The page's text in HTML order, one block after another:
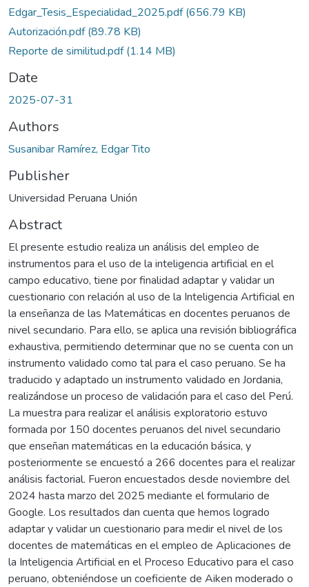
Edgar_Tesis_Especialidad_2025.pdf(656.79 KB)
Autorización.pdf(89.78 KB)
Reporte de similitud.pdf(1.14 MB)
Date
2025-07-31
Authors
Susanibar Ramírez, Edgar Tito
Publisher
Universidad Peruana Unión
Abstract
El presente estudio realiza un análisis del empleo de
instrumentos para el uso de la inteligencia artificial en el
campo educativo, tiene por finalidad adaptar y validar un
cuestionario con relación al uso de la Inteligencia Artificial en
la enseñanza de las Matemáticas en docentes peruanos de
nivel secundario. Para ello, se aplica una revisión bibliográfica
exhaustiva, permitiendo determinar que no se cuenta con un
instrumento validado como tal para el caso peruano. Se ha
traducido y adaptado un instrumento validado en Jordania,
realizándose un proceso de validación para el caso del Perú.
La muestra para realizar el análisis exploratorio estuvo
formada por 150 docentes peruanos del nivel secundario
que enseñan matemáticas en la educación básica, y
posteriormente se encuestó a 266 docentes para el realizar
análisis factorial. Fueron encuestados desde noviembre del
2024 hasta marzo del 2025 mediante el formulario de
Google. Los resultados dan cuenta que hemos logrado
adaptar y validar un cuestionario para medir el nivel de los
docentes de matemáticas en el empleo de Aplicaciones de
la Inteligencia Artificial en el Proceso Educativo para el caso
peruano, obteniéndose un coeficiente de Aiken moderado o